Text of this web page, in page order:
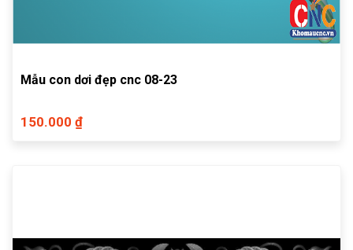
Mẫu con dơi đẹp cnc 08-23
150.000 ₫